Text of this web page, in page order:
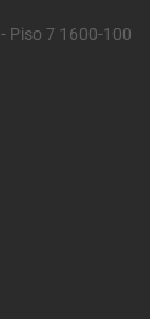
Piso 7 1600-100